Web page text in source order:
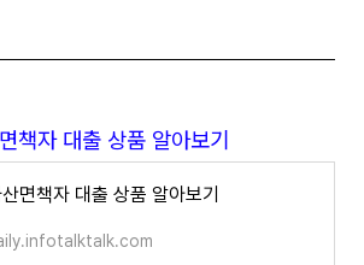
책자 대출 상품 알아보기
면책자 대출 상품 알아보기